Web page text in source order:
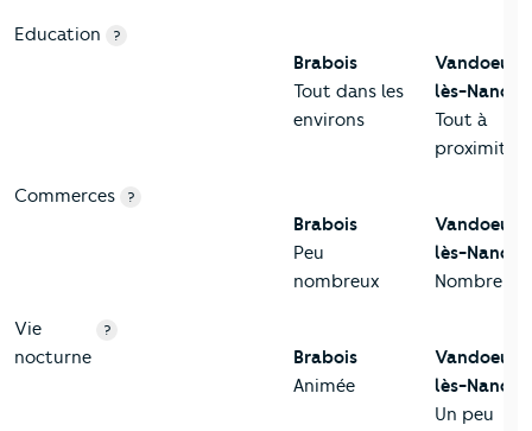
Education ?
Brabois
Tout dans les
environs
lès-Nancy
Tout à
proximité
Commerces ?
Brabois
Peu
nombreux
lès-Nancy
Nombreux
Vie
nocturne
?
Brabois
Animée
lès-Nancy
Un peu